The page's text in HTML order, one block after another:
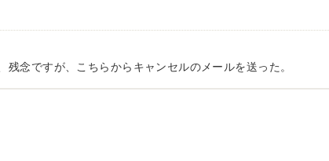
残念ですが、こちらからキャンセルのメールを送った。
り難う御座いました。 引き取りにお伺いするまで 待って頂き